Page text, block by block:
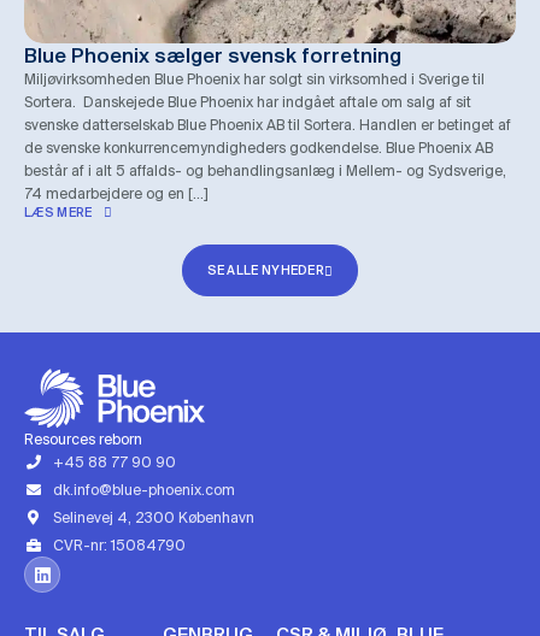
Blue Phoenix sælger svensk forretning
Miljøvirksomheden Blue Phoenix har solgt sin virksomhed i Sverige til
Sortera. Danskejede Blue Phoenix har indgået aftale om salg af sit
svenske datterselskab Blue Phoenix AB til Sortera. Handlen er betinget af
de svenske konkurrencemyndigheders godkendelse. Blue Phoenix AB
består af i alt 5 affalds- og behandlingsanlæg i Mellem- og Sydsverige,
74 medarbejdere og en […]
LÆS MERE
SE ALLE NYHEDER
Resources reborn
+45 88 77 90 90
dk.info@blue-phoenix.com
Selinevej 4, 2300 København
CVR-nr: 15084790